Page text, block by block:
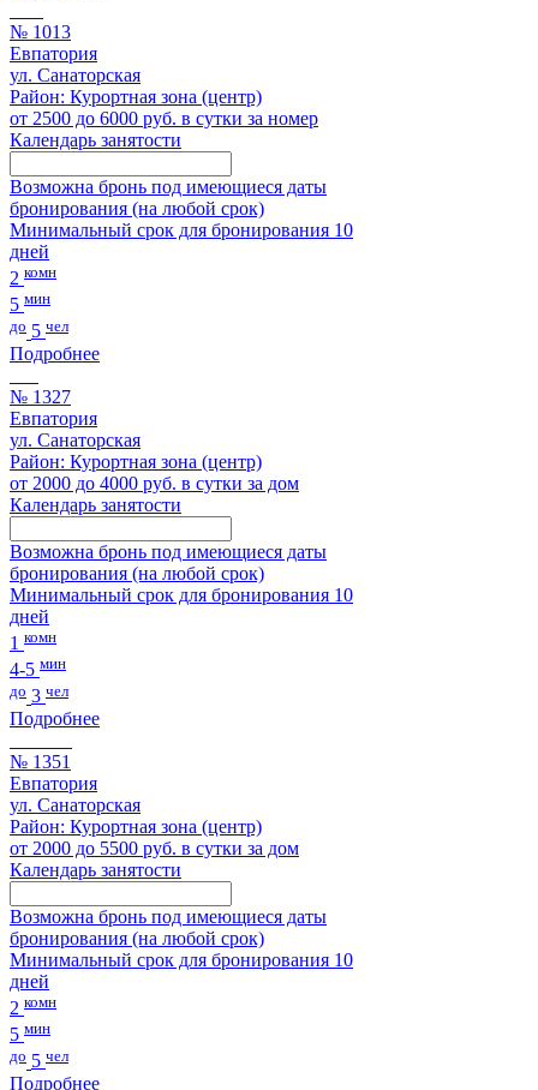
№ 1013
Евпатория
ул. Санаторская
Район: Курортная зона (центр)
от 2500 до 6000 руб. в сутки за номер
Календарь занятости
Возможна бронь под имеющиеся даты
бронирования (на любой срок)
Минимальный срок для бронирования 10
дней
2 комн
5 мин
до 5 чел
Подробнее
№ 1327
Евпатория
ул. Санаторская
Район: Курортная зона (центр)
от 2000 до 4000 руб. в сутки за дом
Календарь занятости
Возможна бронь под имеющиеся даты
бронирования (на любой срок)
Минимальный срок для бронирования 10
дней
1 комн
4-5 мин
до 3 чел
Подробнее
№ 1351
Евпатория
ул. Санаторская
Район: Курортная зона (центр)
от 2000 до 5500 руб. в сутки за дом
Календарь занятости
Возможна бронь под имеющиеся даты
бронирования (на любой срок)
Минимальный срок для бронирования 10
дней
2 комн
5 мин
до 5 чел
Подробнее